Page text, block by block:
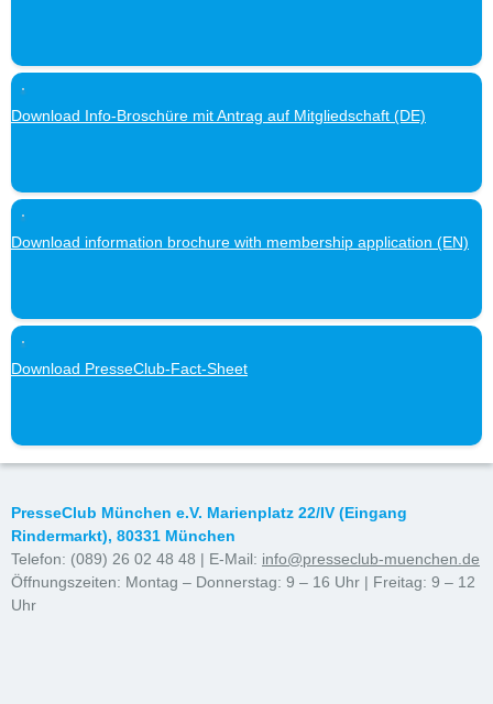
Download Info-Broschüre mit Antrag auf Mitgliedschaft (DE)
Download information brochure with membership application (EN)
Download PresseClub-Fact-Sheet
PresseClub München e.V. Marienplatz 22/IV (Eingang
Rindermarkt), 80331 München
Telefon: (089) 26 02 48 48 | E-Mail: info@presseclub-muenchen.de
Öffnungszeiten: Montag – Donnerstag: 9 – 16 Uhr | Freitag: 9 – 12
Uhr